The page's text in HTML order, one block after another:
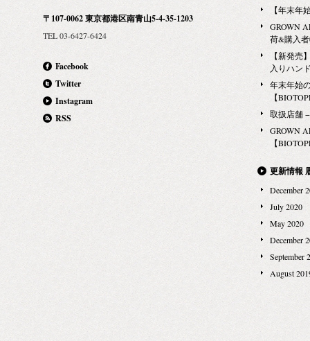
〒107-0062 東京都港区南青山5-4-35-1203
TEL 03-6427-6424
Facebook
Twitter
Instagram
RSS
【年末年
GROWN
荷&購入
【新発売
入りハン
年末年始
【
取扱店舗
GROWN
【
更新情報
December
July 2020
May 2020
December
September
August